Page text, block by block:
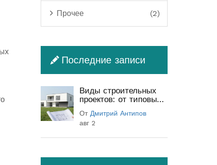
Прочее (2)
Последние записи
Виды строительных
проектов: от типовых
(полный гид)
От Дмитрий Антипов
авг 2